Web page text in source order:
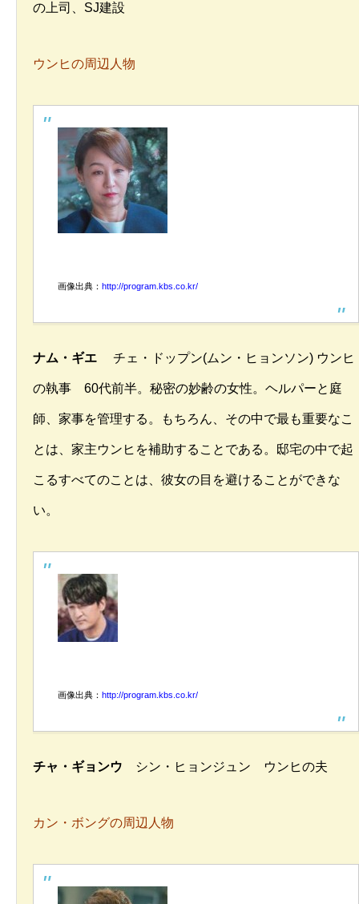
の上司、SJ建設
ウンヒの周辺人物
画像出典： http://program.kbs.co.kr/
ナム・ギエ チェ・ドップン(ムン・ヒョンソン) ウンヒ
の執事 60代前半。秘密の妙齢の女性。ヘルパーと庭
師、家事を管理する。もちろん、その中で最も重要なこ
とは、家主ウンヒを補助することである。邸宅の中で起
こるすべてのことは、彼女の目を避けることができな
い。
画像出典： http://program.kbs.co.kr/
チャ・ギョンウ シン・ヒョンジュン ウンヒの夫
カン・ボングの周辺人物